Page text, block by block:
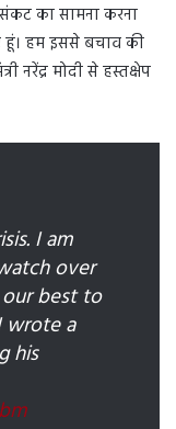
का सामना करना
हूं। हम इससे बचाव की
नरेंद्र मोदी से हस्तक्षेप
I am
over
best to
wrote a
his